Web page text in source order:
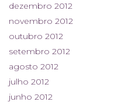
dezembro 2012
novembro 2012
outubro 2012
setembro 2012
agosto 2012
julho 2012
junho 2012